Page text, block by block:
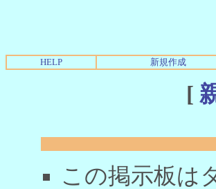
HELP 新規作成
[
この掲示板は